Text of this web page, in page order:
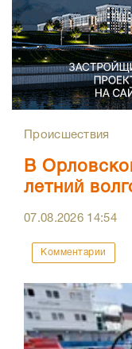
Происшествия
В
летний
07.08.2026 14:54
Комментарии